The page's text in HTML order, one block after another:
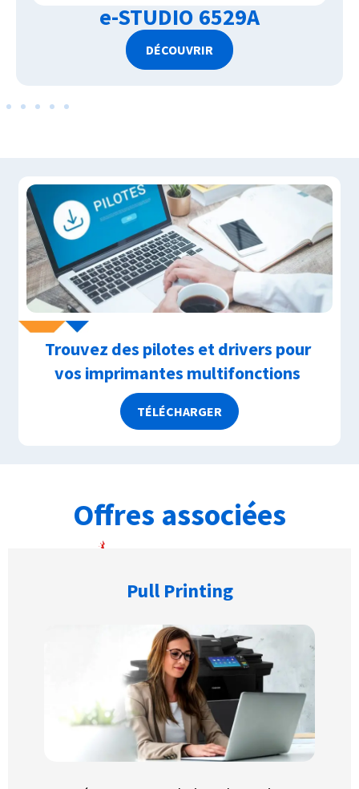
e-STUDIO 6529A
DÉCOUVRIR
Trouvez des pilotes et drivers pour
vos imprimantes multifonctions
TÉLÉCHARGER
Offres associées
Pull Printing